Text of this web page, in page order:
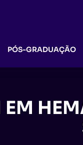
PÓS-GRADUAÇÃO